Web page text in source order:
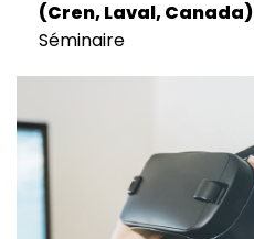
(Cren, Laval, Canada)
Séminaire